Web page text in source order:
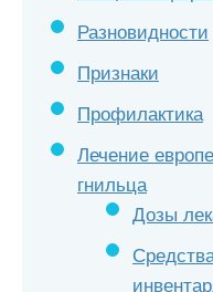
Разновидности
Признаки
Профилактика
Лечение
гнильца
Дозы